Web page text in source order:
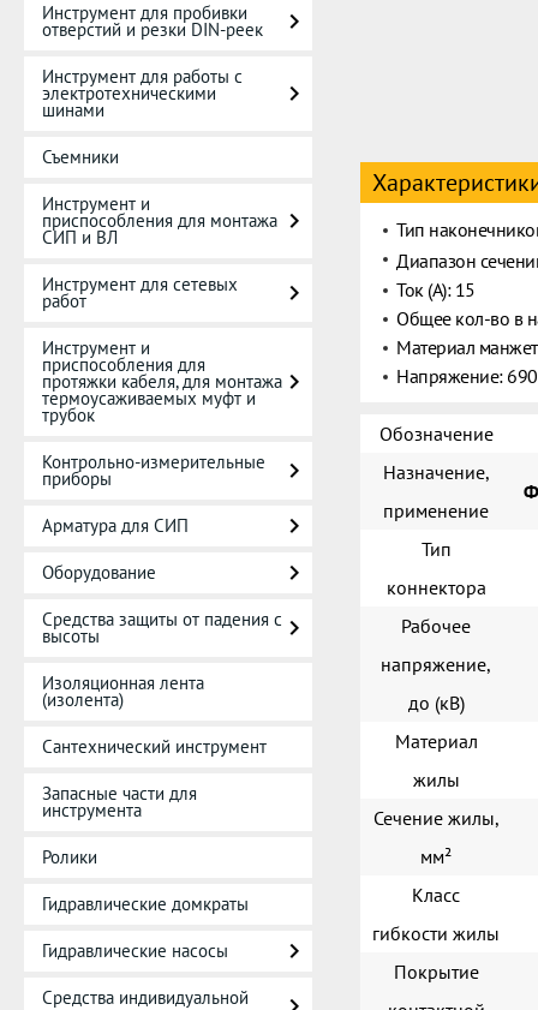
Инструмент для пробивки
отверстий и резки DIN-реек
Инструмент для работы с
электротехническими
шинами
Съемники
Инструмент и
приспособления для монтажа
СИП и ВЛ
Инструмент для сетевых
работ
Инструмент и
приспособления для
протяжки кабеля, для монтажа
термоусаживаемых муфт и
трубок
Контрольно-измерительные
приборы
Арматура для СИП
Оборудование
Средства защиты от падения с
высоты
Изоляционная лента
(изолента)
Сантехнический инструмент
Запасные части для
инструмента
Ролики
Гидравлические домкраты
Гидравлические насосы
Средства индивидуальной
Тип
Диапазон
Ток (А): 15
Общее кол-во в
Материал
Напряжение:
Обозначение
Назначение,
применение
Тип
коннектора
Рабочее
напряжение,
до (кВ)
Материал
жилы
Сечение жилы,
мм²
Класс
гибкости жилы
Покрытие